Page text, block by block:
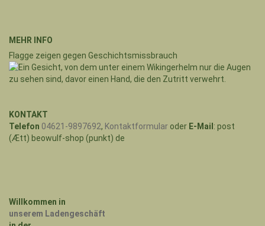
MEHR INFO
Flagge zeigen gegen Geschichtsmissbrauch
KONTAKT
Telefon 04621-9897692, Kontaktformular oder E-Mail : post
(Ætt) beowulf-shop (punkt) de
Willkommen in
unserem Ladengeschäft